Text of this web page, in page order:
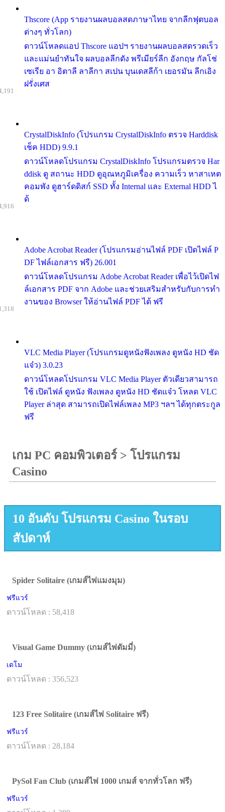
Thscore (App รายงานผลบอลสดภาษาไทย จากลีกฟุตบอล
ต่างๆ ทั่วโลก)
ดาวน์โหลดแอป Thscore แอปฯ รายงานผลบอลสดรวดเร็ว
และแม่นยำทันใจ ผลบอลลีกดัง พรีเมียร์ลีก อังกฤษ กัลโช่
เซเรีย อา อิตาลี ลาลีกา สเปน บุนเดสลีก้า เยอรมัน ลีกเอิง
ฝรั่งเศส
CrystalDiskInfo (โปรแกรม CrystalDiskInfo ตรวจ Harddisk
เช็ค HDD) 9.9.1
ดาวน์โหลดโปรแกรม CrystalDiskInfo โปรแกรมตรวจ Har
ddisk ดู สถานะ HDD ดูอุณหภูมิเครื่อง ความเร็ว หาสาเหต
คอมพัง ดูฮาร์ดดิสก์ SSD ทั้ง Internal และ External HDD ไ
ด้
Adobe Acrobat Reader (โปรแกรมอ่านไฟล์ PDF เปิดไฟล์ P
DF ไฟล์เอกสาร ฟรี) 26.001
ดาวน์โหลดโปรแกรม Adobe Acrobat Reader เพื่อไว้เปิดไฟ
ล์เอกสาร PDF จาก Adobe และช่วยเสริมสำหรับกับการทำ
งานของ Browser ให้อ่านไฟล์ PDF ได้ ฟรี
VLC Media Player (โปรแกรมดูหนังฟังเพลง ดูหนัง HD ชัด
แจ๋ว) 3.0.23
ดาวน์โหลดโปรแกรม VLC Media Player ตัวเดียวสามารถ
ใช้ เปิดไฟล์ ดูหนัง ฟังเพลง ดูหนัง HD ชัดแจ๋ว โหลด VLC
Player ล่าสุด สามารถเปิดไฟล์เพลง MP3 ฯลฯ ได้ทุกตระกูล
ฟรี
เกม PC คอมพิวเตอร์> โปรแกรม
Casino
10 อันดับ โปรแกรม Casino ในรอบ
สัปดาห์
Spider Solitaire (เกมส์ไพ่แมงมุม)
ฟรีแวร์
ดาวน์โหลด : 58,418
Visual Game Dummy (เกมส์ไพ่ดัมมี่)
เดโม
ดาวน์โหลด : 356,523
123 Free Solitaire (เกมส์ไพ่ Solitaire ฟรี)
ฟรีแวร์
ดาวน์โหลด : 28,184
PySol Fan Club (เกมส์ไพ่ 1000 เกมส์ จากทั่วโลก ฟรี)
ฟรีแวร์